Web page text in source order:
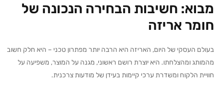
מבוא: חשיבות הבחירה הנכונה של
חומר אריזה
בעולם העסקי של היום, האריזה היא הרבה יותר מפתרון טכני – היא חלק חשוב
מהמותג ומהצלחתו. היא יוצרת רושם ראשוני, מגנה על המוצר, משפיעה על
חוויית הלקוח ומשדרת ערכי קיימות בעידן של מודעות צרכנית.